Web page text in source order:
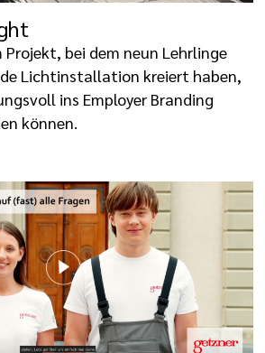
bei dem neun Lehrlinge
Lichtinstallation kreiert haben,
ins Employer Branding
können.